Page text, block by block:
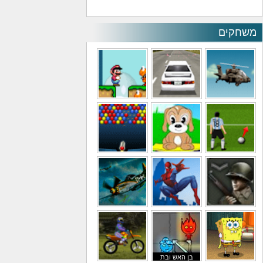
משחקים
משחקי מסוקים משחקי מכוניות משחקי סופר מריו
משחקי כדורגל משחקי לילדים משחקי באבלס
משחקי מלחמה משחקי גיבורים משחקי טיסה
בן האש ובת